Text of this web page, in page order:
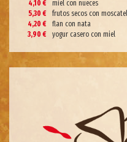
miel con nueces
4,10 €
frutos secos con moscatel
5,30 €
flan con nata
4,20 €
yogur casero con miel
3,90 €